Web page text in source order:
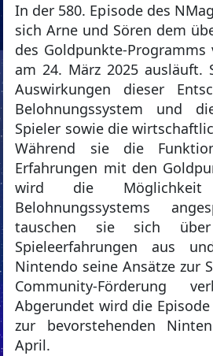
In der 580. Episode des
sich Arne und Sören dem
des Goldpunkte-
am 24. März 2025 ausläuft.
Auswirkungen dieser
Belohnungssystem und
Spieler sowie die
Während sie die
Erfahrungen mit den
wird die
Belohnungssystems
tauschen sie sich
Spieleerfahrungen aus
Nintendo seine Ansätze zur
Community-Förderung
Abgerundet wird die
zur bevorstehenden
April.